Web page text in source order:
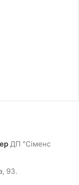
ДП "Сіменс
93.